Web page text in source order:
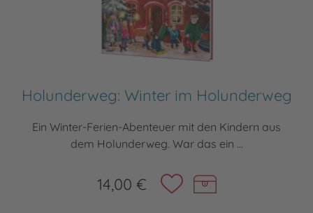
Holunderweg: Winter im Holunderweg
Ein Winter-Ferien-Abenteuer mit den Kindern aus
dem Holunderweg. War das ein ...
14,00 €